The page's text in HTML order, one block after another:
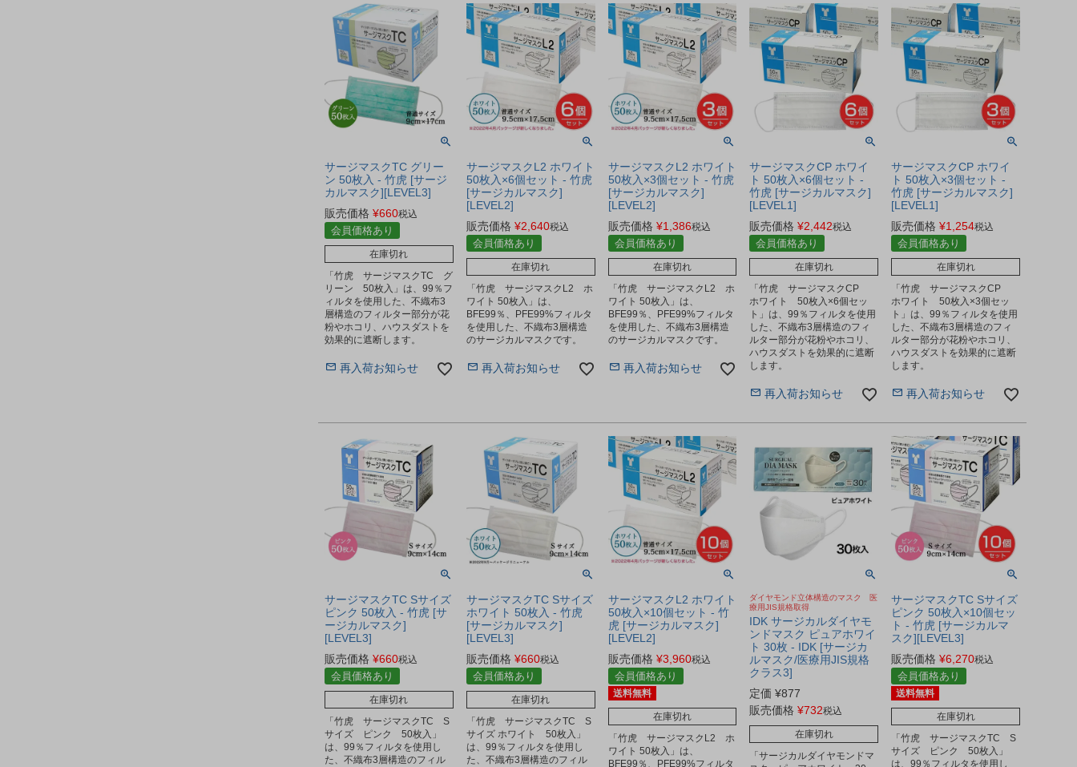
サージマスクTC グリー
ン 50枚入 - 竹虎 [サージ
カルマスク][LEVEL3]
販売価格 ¥660税込
会員価格あり
在庫切れ
「竹虎 サージマスクTC グ
リーン 50枚入」は、99％フ
ィルタを使用した、不織布3
層構造のフィルター部分が花
粉やホコリ、ハウスダストを
効果的に遮断します。
再入荷お知らせ
サージマスクL2 ホワイト
50枚入×6個セット - 竹虎
[サージカルマスク]
[LEVEL2]
販売価格 ¥2,640税込
会員価格あり
在庫切れ
「竹虎 サージマスクL2 ホ
ワイト 50枚入」は、
BFE99％、PFE99%フィルタ
を使用した、不織布3層構造
のサージカルマスクです。
再入荷お知らせ
サージマスクL2 ホワイト
50枚入×3個セット - 竹虎
[サージカルマスク]
[LEVEL2]
販売価格 ¥1,386税込
会員価格あり
在庫切れ
「竹虎 サージマスクL2 ホ
ワイト 50枚入」は、
BFE99％、PFE99%フィルタ
を使用した、不織布3層構造
のサージカルマスクです。
再入荷お知らせ
サージマスクCP ホワイ
ト 50枚入×6個セット -
竹虎 [サージカルマスク]
[LEVEL1]
販売価格 ¥2,442税込
会員価格あり
在庫切れ
「竹虎 サージマスクCP
ホワイト 50枚入×6個セッ
ト」は、99％フィルタを使用
した、不織布3層構造のフィ
ルター部分が花粉やホコリ、
ハウスダストを効果的に遮断
します。
再入荷お知らせ
サージマスクCP ホワイ
ト 50枚入×3個セット -
竹虎 [サージカルマスク]
[LEVEL1]
販売価格 ¥1,254税込
会員価格あり
在庫切れ
「竹虎 サージマスクCP
ホワイト 50枚入×3個セッ
ト」は、99％フィルタを使用
した、不織布3層構造のフィ
ルター部分が花粉やホコリ、
ハウスダストを効果的に遮断
します。
再入荷お知らせ
サージマスクTC Sサイズ
ピンク 50枚入 - 竹虎 [サ
ージカルマスク]
[LEVEL3]
販売価格 ¥660税込
会員価格あり
在庫切れ
「竹虎 サージマスクTC S
サイズ ピンク 50枚入」
は、99％フィルタを使用し
た、不織布3層構造のフィル
サージマスクTC Sサイズ
ホワイト 50枚入 - 竹虎
[サージカルマスク]
[LEVEL3]
販売価格 ¥660税込
会員価格あり
在庫切れ
「竹虎 サージマスクTC S
サイズ ホワイト 50枚入」
は、99％フィルタを使用し
た、不織布3層構造のフィル
サージマスクL2 ホワイト
50枚入×10個セット - 竹
虎 [サージカルマスク]
[LEVEL2]
販売価格 ¥3,960税込
会員価格あり
送料無料
在庫切れ
「竹虎 サージマスクL2 ホ
ワイト 50枚入」は、
BFE99％、PFE99%フィルタ
ダイヤモンド立体構造のマスク 医
療用JIS規格取得
IDK サージカルダイヤモ
ンドマスク ピュアホワイ
ト 30枚 - IDK [サージカ
ルマスク/医療用JIS規格
クラス3]
定価 ¥877
販売価格 ¥732税込
在庫切れ
「サージカルダイヤモンドマ
サージマスクTC Sサイズ
ピンク 50枚入×10個セッ
ト - 竹虎 [サージカルマ
スク][LEVEL3]
販売価格 ¥6,270税込
会員価格あり
送料無料
在庫切れ
「竹虎 サージマスクTC S
サイズ ピンク 50枚入」
は、99％フィルタを使用し